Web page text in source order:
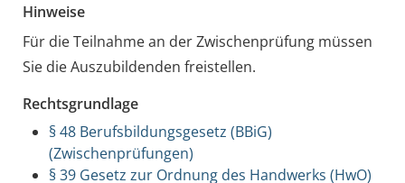
Hinweise
Für die Teilnahme an der Zwischenprüfung müssen
Sie die Auszubildenden freistellen.
Rechtsgrundlage
§ 48 Berufsbildungsgesetz (BBiG)
(Zwischenprüfungen)
§ 39 Gesetz zur Ordnung des Handwerks (HwO)